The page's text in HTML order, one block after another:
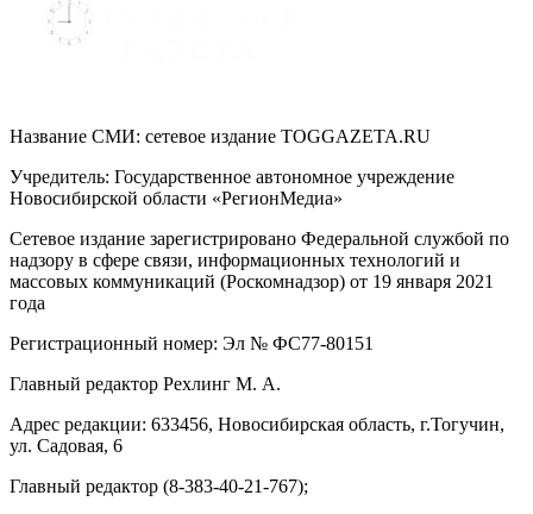
Название СМИ: cетевое издание TOGGAZETA.RU
Учредитель: Государственное автономное учреждение
Новосибирской области «РегионМедиа»
Сетевое издание зарегистрировано Федеральной службой по
надзору в сфере связи, информационных технологий и
массовых коммуникаций (Роскомнадзор) от 19 января 2021
года
Регистрационный номер: Эл № ФС77-80151
Главный редактор Рехлинг М. А.
Адрес редакции: 633456, Новосибирская область, г.Тогучин,
ул. Садовая, 6
Главный редактор (8-383-40-21-767);